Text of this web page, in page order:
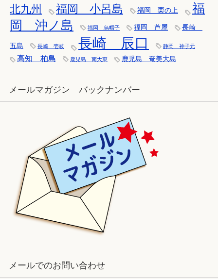
北九州
福岡 小呂島 福岡 栗の上
福
岡 沖ノ島
福岡 烏帽子 福岡 芦屋 長崎
五島 長崎 壱岐 長崎 辰口 静岡 神子元
高知 柏島 鹿児島 南大東 鹿児島 奄美大島
メールマガジン バックナンバー
メールでのお問い合わせ